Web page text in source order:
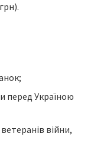
перед Україною
війни,